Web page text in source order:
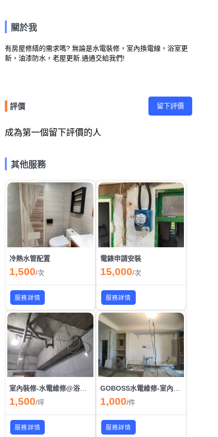
關於我
有房屋修繕的需求嗎? 無論是水電裝修，室內換電線，浴室更
新，油漆防水，老屋更新.通通交給我們!
評價 留下評價
成為第一個留下評價的人
其他服務
冷熱水管配置
1,500/次
服務詳情
電錶申請安裝
15,000/次
服務詳情
室內裝修-水電維修@浴室翻新，拆除清運一手包辦大小工程
1,500/坪
服務詳情
GOBOSS水電維修-室內裝修-拆除清運一手包辦大小工程
1,000/件
服務詳情